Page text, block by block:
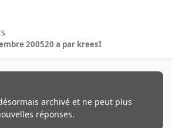
200520 a par kreesI
archivé et ne peut plus
réponses.